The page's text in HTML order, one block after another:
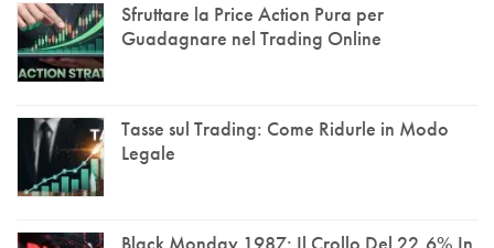
Sfruttare la Price Action Pura per
Guadagnare nel Trading Online
Tasse sul Trading: Come Ridurle in Modo
Legale